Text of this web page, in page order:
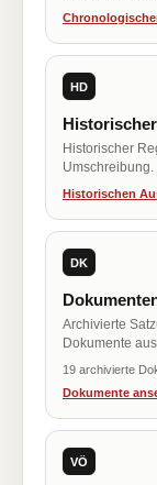
HD
Historischer
Umschreibung.
Historischen
DK
Archivierte
Dokumente
19 archivierte
Dokumente
VÖ